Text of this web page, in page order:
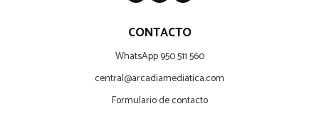
CONTACTO
WhatsApp 950 511 560
central@arcadiamediatica.com
Formulario de contacto